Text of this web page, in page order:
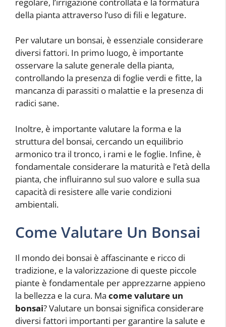
della pianta attraverso l’uso di fili e legature.
Per valutare un bonsai, è essenziale considerare
diversi fattori. In primo luogo, è importante
osservare la salute generale della pianta,
controllando la presenza di foglie verdi e fitte, la
mancanza di parassiti o malattie e la presenza di
radici sane.
Inoltre, è importante valutare la forma e la
struttura del bonsai, cercando un equilibrio
armonico tra il tronco, i rami e le foglie. Infine, è
fondamentale considerare la maturità e l’età della
pianta, che influiranno sul suo valore e sulla sua
capacità di resistere alle varie condizioni
ambientali.
Come Valutare Un Bonsai
Il mondo dei bonsai è affascinante e ricco di
tradizione, e la valorizzazione di queste piccole
piante è fondamentale per apprezzarne appieno
la bellezza e la cura. Ma come valutare un
bonsai? Valutare un bonsai significa considerare
diversi fattori importanti per garantire la salute e